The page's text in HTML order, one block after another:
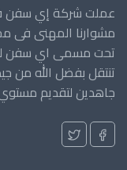
تحت مسمى اي سفن
تنتقل بفضل الله من
جاهدين لتقديم